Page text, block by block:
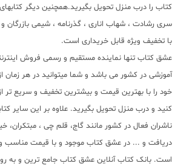
کتاب را درب منزل تحویل بگیرید.همچنین دیگر
سری رشادت ، شهاب اناری ، گذرنامه ، شیمی
با تخفیف ویژه قابل خریداری است.
عشق کتاب تنها نماینده مستقیم و رسمی فروش
آموزشی در کشور می باشد و شما میتوانید در هر زمان
خود را با بهترین قیمت و بیشترین تخفیف و سریع تر
کنید و درب منزل تحویل بگیرید. علاوه بر این سایر
ناشران فعال در کشور مانند گاج، قلم چی ، مبتکران،
دریافت و ... در عشق کتاب موجود و با قیمت مناسب
است. بانک کتاب آنلاین عشق کتاب جامع ترین و به